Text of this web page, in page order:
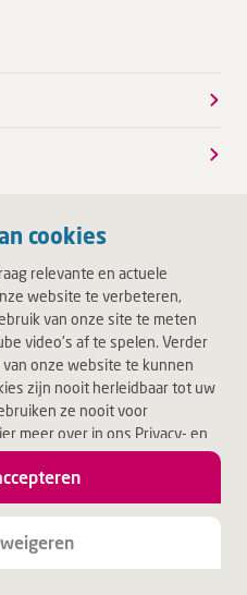
cookies
relevante en actuele
website te verbeteren,
van onze site te meten
video's af te spelen. Verder
onze website te kunnen
zijn nooit herleidbaar tot uw
ze nooit voor
meer over in ons Privacy- en
klikken, accepteert u alle